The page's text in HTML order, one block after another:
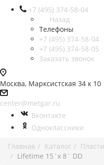
+7 (495) 374-58-04
Назад
Телефоны
+7 (495) 374-58-04
+7 (495) 374-58-05
Заказать звонок
Москва, Марксистская 34 к 10
center@metgar.ru
Вконтакте
Одноклассники
Главная
Каталог
Lifetime 15`x 8` DD